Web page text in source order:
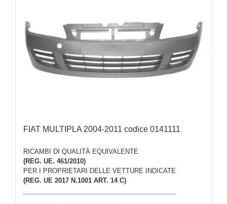
FIAT MULTIPLA 2004-2011 codice 0141111
RICAMBI DI QUALITÀ EQUIVALENTE
(REG. UE. 461/2010)
PER I PROPRIETARI DELLE VETTURE INDICATE
(REG. UE 2017 N.1001 ART. 14 C)